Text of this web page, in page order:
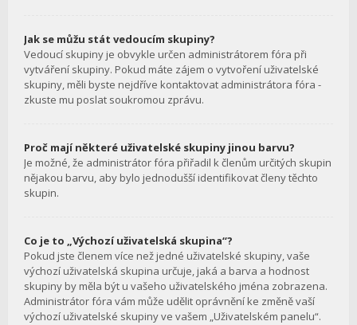
Jak se můžu stát vedoucím skupiny?
Vedoucí skupiny je obvykle určen administrátorem fóra při
vytváření skupiny. Pokud máte zájem o vytvoření uživatelské
skupiny, měli byste nejdříve kontaktovat administrátora fóra -
zkuste mu poslat soukromou zprávu.
Proč mají některé uživatelské skupiny jinou barvu?
Je možné, že administrátor fóra přiřadil k členům určitých skupin
nějakou barvu, aby bylo jednodušší identifikovat členy těchto
skupin.
Co je to „Výchozí uživatelská skupina“?
Pokud jste členem více než jedné uživatelské skupiny, vaše
výchozí uživatelská skupina určuje, jaká a barva a hodnost
skupiny by měla být u vašeho uživatelského jména zobrazena.
Administrátor fóra vám může udělit oprávnění ke změně vaší
výchozí uživatelské skupiny ve vašem „Uživatelském panelu“.